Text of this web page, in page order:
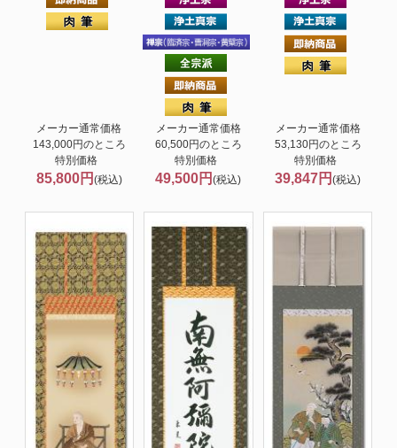
メーカー通常価格
143,000円のところ
特別価格
85,800円 (税込)
メーカー通常価格
60,500円のところ
特別価格
49,500円(税込)
メーカー通常価格
53,130円のところ
特別価格
39,847円(税込)